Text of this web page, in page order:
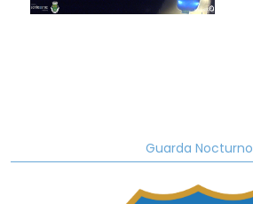
Guarda Nocturno